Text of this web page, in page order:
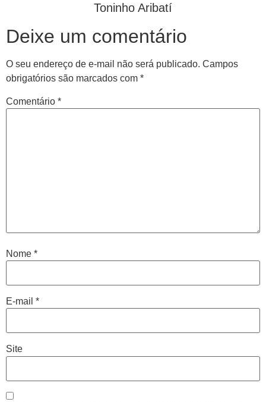
Toninho Aribatí
Deixe um comentário
O seu endereço de e-mail não será publicado. Campos
obrigatórios são marcados com *
Comentário *
Nome *
E-mail *
Site